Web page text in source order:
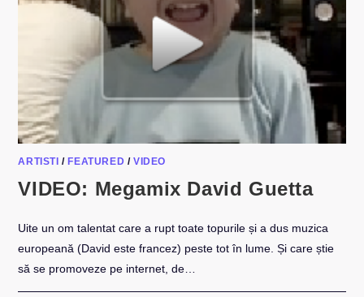
ARTISTI /FEATURED /VIDEO
VIDEO: Megamix David Guetta
Uite un om talentat care a rupt toate topurile și a dus muzica
europeană (David este francez) peste tot în lume. Și care știe
să se promoveze pe internet, de…